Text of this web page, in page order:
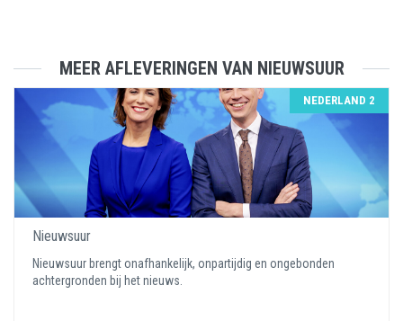
MEER AFLEVERINGEN VAN NIEUWSUUR
NEDERLAND 2
Nieuwsuur
Nieuwsuur brengt onafhankelijk, onpartijdig en ongebonden
achtergronden bij het nieuws.